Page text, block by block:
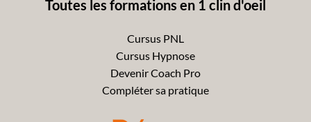
Toutes les formations en 1 clin d'oeil
Cursus PNL
Cursus Hypnose
Devenir Coach Pro
Compléter sa pratique